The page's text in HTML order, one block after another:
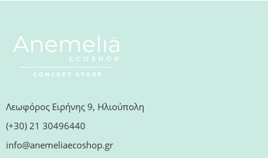
Λεωφόρος Ειρήνης 9, Ηλιούπολη
(+30) 21 30496440
info@anemeliaecoshop.gr